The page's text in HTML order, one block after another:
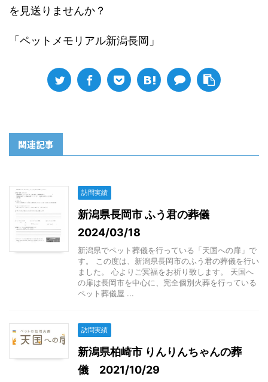
を見送りませんか？
「ペットメモリアル新潟長岡」
関連記事
訪問実績
新潟県長岡市 ふう君の葬儀
2024/03/18
新潟県でペット葬儀を行っている「天国への扉」で
す。 この度は、新潟県長岡市のふう君の葬儀を行い
ました。 心よりご冥福をお祈り致します。 天国へ
の扉は長岡市を中心に、完全個別火葬を行っている
ペット葬儀屋 ...
訪問実績
新潟県柏崎市 りんりんちゃんの葬
儀 2021/10/29